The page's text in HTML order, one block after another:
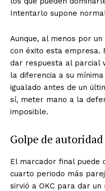
Intentarlo supone
Aunque, al menos por
con éxito esta empresa.
dar respuesta al parcial
la diferencia a su
igualado antes de un
sí, meter mano a la
imposible.
Golpe de autoridad
El marcador final puede
cuarto periodo más
sirvió a OKC para dar